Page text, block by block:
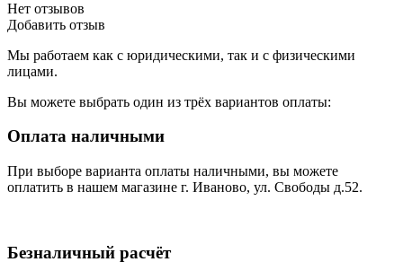
Нет отзывов
Добавить отзыв
Мы работаем как с юридическими, так и с физическими
лицами.
Вы можете выбрать один из трёх вариантов оплаты:
Оплата наличными
При выборе варианта оплаты наличными, вы можете
оплатить в нашем магазине г. Иваново, ул. Свободы д.52.
Безналичный расчёт